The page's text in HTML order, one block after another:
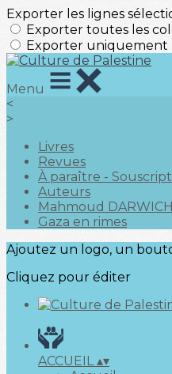
Exporter les lignes
Exporter toutes les
Exporter uniquement
Menu
<
>
Livres
Revues
À paraître -
Auteurs
Mahmoud DARWICH
Gaza en rimes
Ajoutez un logo, un
Cliquez pour éditer
ACCUEIL▴▾